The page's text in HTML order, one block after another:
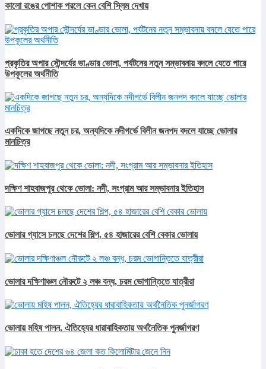
কালো রঙের পোশাক পরলে কেন বেশি স্লিম দেখায়
প্রকৃতির অপার সৌন্দর্যের ভাণ্ডার ভোলা, পর্যটনের নতুন সম্ভাবনায় বদলে যেতে পারে
উপকূলের অর্থনীতি
একদিকে জাগছে নতুন চর, অন্যদিকে নদীগর্ভে বিলীন জনপদ বদলে যাচ্ছে ভোলার
মানচিত্র
দক্ষিণ শাহবাজপুর থেকে ভোলা: নদী, সংগ্রাম আর সম্ভাবনার ইতিহাস
ভোলার গ্যাসে চলছে দেশের শিল্প, ৫৪ হাজারের বেশি বেকার ভোলায়
ভোলার দক্ষিণাঞ্চল নৌরুটে ২ লঞ্চ বন্ধ, চরম ভোগান্তিতে যাত্রীরা
ভোলায় মহিষ পালন, ঐতিহ্যের ধারাবাহিকতায় অর্থনৈতিক পুনর্জাগরণ